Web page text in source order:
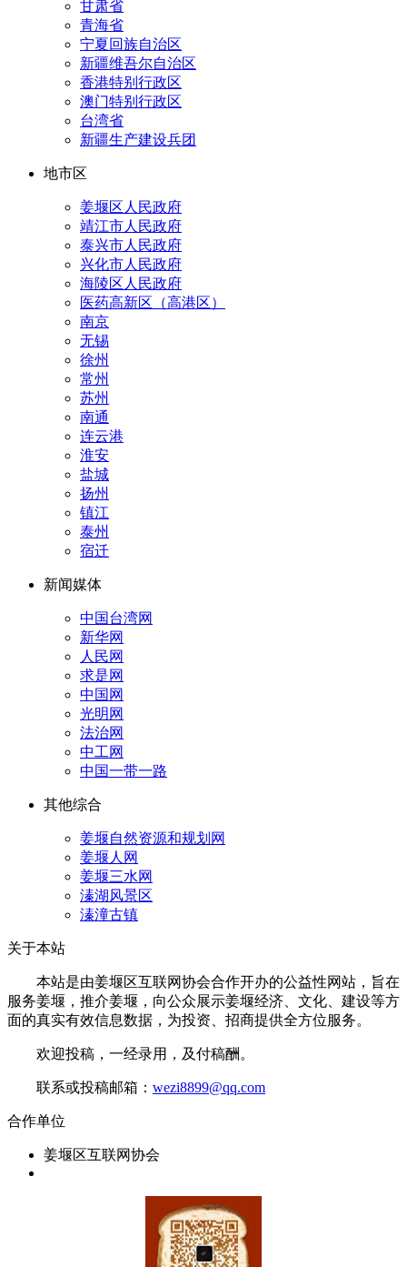
甘肃省
青海省
宁夏回族自治区
新疆维吾尔自治区
香港特别行政区
澳门特别行政区
台湾省
新疆生产建设兵团
地市区
姜堰区人民政府
靖江市人民政府
泰兴市人民政府
兴化市人民政府
海陵区人民政府
医药高新区（高港区）
南京
无锡
徐州
常州
苏州
南通
连云港
淮安
盐城
扬州
镇江
泰州
宿迁
新闻媒体
中国台湾网
新华网
人民网
求是网
中国网
光明网
法治网
中工网
中国一带一路
其他综合
姜堰自然资源和规划网
姜堰人网
姜堰三水网
溱湖风景区
溱潼古镇
关于本站
本站是由姜堰区互联网协会合作开办的公益性网站，旨在
服务姜堰，推介姜堰，向公众展示姜堰经济、文化、建设等方
面的真实有效信息数据，为投资、招商提供全方位服务。
欢迎投稿，一经录用，及付稿酬。
联系或投稿邮箱： wezi8899@qq.com
合作单位
姜堰区互联网协会